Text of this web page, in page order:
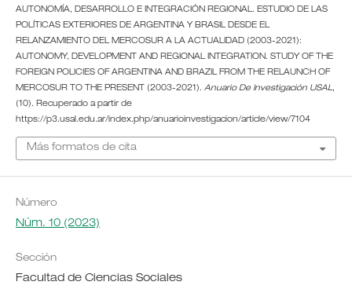
AUTONOMÍA, DESARROLLO E INTEGRACIÓN REGIONAL. ESTUDIO DE LAS
POLÍTICAS EXTERIORES DE ARGENTINA Y BRASIL DESDE EL
RELANZAMIENTO DEL MERCOSUR A LA ACTUALIDAD (2003-2021):
AUTONOMY, DEVELOPMENT AND REGIONAL INTEGRATION. STUDY OF THE
FOREIGN POLICIES OF ARGENTINA AND BRAZIL FROM THE RELAUNCH OF
MERCOSUR TO THE PRESENT (2003-2021). Anuario De Investigación USAL,
(10). Recuperado a partir de
https://p3.usal.edu.ar/index.php/anuarioinvestigacion/article/view/7104
Más formatos de cita
Número
Núm. 10 (2023)
Sección
Facultad de Ciencias Sociales